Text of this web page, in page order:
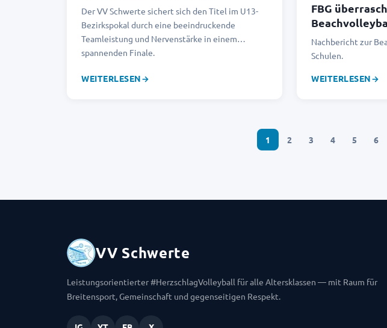
Der VV Schwerte sichert sich den Titel im U13-
Bezirkspokal durch eine beeindruckende
Teamleistung und Nervenstärke in einem
spannenden Finale.
WEITERLESEN→
FBG
Sportpark in
Nachbericht zur
Schulen.
WEITERLESEN→
1 2 3 4 5 6
VV Schwerte
Leistungsorientierter #HerzschlagVolleyball für alle Altersklassen — mit Raum für
Breitensport, Gemeinschaft und gegenseitigen Respekt.